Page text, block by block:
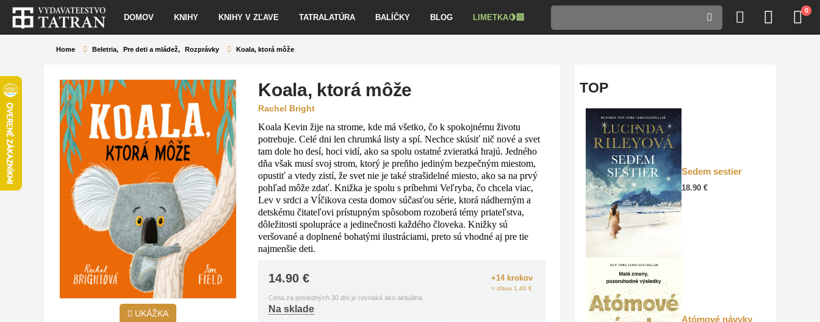
DOMOV KNIHY KNIHY V ZĽAVE TATRALATÚRA BALÍČKY BLOG LIMETKA🍋‍🟩
0
Home Beletria, Pre deti a mládež, Rozprávky Koala, ktorá môže
UKÁŽKA
Koala, ktorá môže
Rachel Bright
Koala Kevin žije na strome, kde má všetko, čo k spokojnému životu
potrebuje. Celé dni len chrumká listy a spí. Nechce skúsiť nič nové a svet
tam dole ho desí, hoci vidí, ako sa spolu ostatné zvieratká hrajú. Jedného
dňa však musí svoj strom, ktorý je preňho jediným bezpečným miestom,
opustiť a vtedy zistí, že svet nie je také strašidelné miesto, ako sa na prvý
pohľad môže zdať. Knižka je spolu s príbehmi Veľryba, čo chcela viac,
Lev v srdci a Vĺčikova cesta domov súčasťou série, ktorá nádherným a
detskému čitateľovi prístupným spôsobom rozoberá témy priateľstva,
dôležitosti spolupráce a jedinečnosti každého človeka. Knižky sú
veršované a doplnené bohatými ilustráciami, preto sú vhodné aj pre tie
najmenšie deti.
14.90€
Cena za posledných 30 dní je rovnaká ako aktuálna
+14 krokov
= zľava 1.40 €
Na sklade
TOP
Sedem sestier
18.90 €
Atómové návyky